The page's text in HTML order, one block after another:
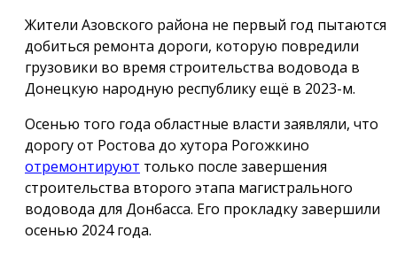
Жители Азовского района не первый год пытаются
добиться ремонта дороги, которую повредили
грузовики во время строительства водовода в
Донецкую народную республику ещё в 2023-м.
Осенью того года областные власти заявляли, что
дорогу от Ростова до хутора Рогожкино
отремонтируют только после завершения
строительства второго этапа магистрального
водовода для Донбасса. Его прокладку завершили
осенью 2024 года.